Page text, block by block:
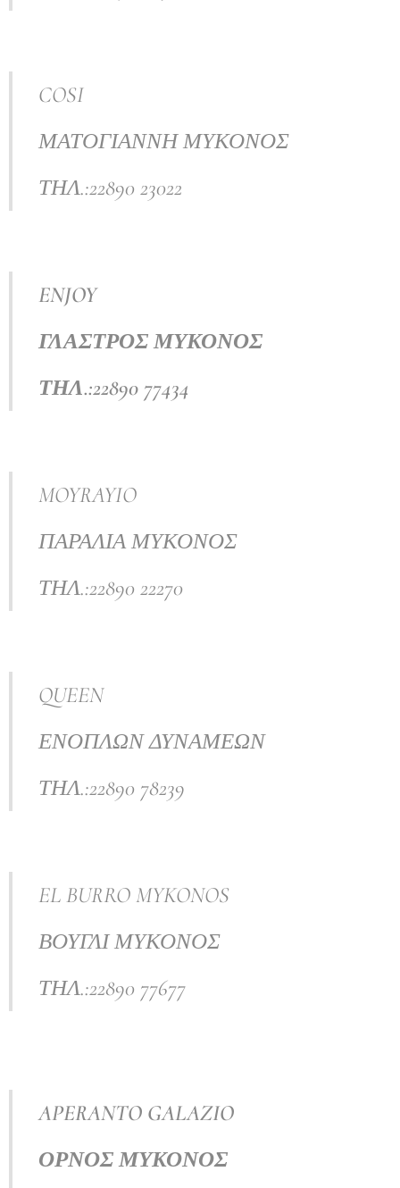
COSI
ΜΑΤΟΓΙΑΝΝΗ ΜΥΚΟΝΟΣ
ΤΗΛ.:22890 23022
ENJOY
ΓΛΑΣΤΡΟΣ ΜΥΚΟΝΟΣ
ΤΗΛ.:22890 77434
MOYRAYIO
ΠΑΡΑΛΙΑ ΜΥΚΟΝΟΣ
ΤΗΛ.:22890 22270
QUEEN
ΕΝΟΠΛΩΝ ΔΥΝΑΜΕΩΝ
ΤΗΛ.:22890 78239
EL BURRO MYKONOS
ΒΟΥΓΛΙ ΜΥΚΟΝΟΣ
ΤΗΛ.:22890 77677
APERANTO GALAZIO
ΟΡΝΟΣΜΥΚΟΝΟΣ